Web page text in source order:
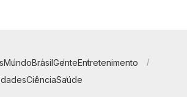
MundoBrasilGenteEntretenimento
CiênciaSaúde